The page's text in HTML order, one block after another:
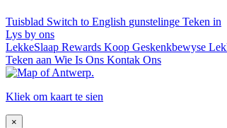
Tuisblad Switch to English gunstelinge Teken in
Lys by ons
LekkeSlaap Rewards Koop Geskenkbewyse
Teken aan Wie Is Ons Kontak Ons
Kliek om kaart te sien
×